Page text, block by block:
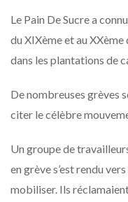
Le Pain De Sucre a
du XIXème et au
dans les plantations de
De nombreuses grèves
citer le célèbre
Un groupe de
en grève s’est rendu
mobiliser. Ils